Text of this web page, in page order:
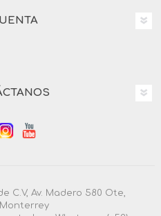
C.V, Av. Madero 580 Ote,